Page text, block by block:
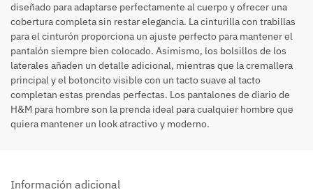
diseñado para adaptarse perfectamente al cuerpo y ofrecer una
cobertura completa sin restar elegancia. La cinturilla con trabillas
para el cinturón proporciona un ajuste perfecto para mantener el
pantalón siempre bien colocado. Asimismo, los bolsillos de los
laterales añaden un detalle adicional, mientras que la cremallera
principal y el botoncito visible con un tacto suave al tacto
completan estas prendas perfectas. Los pantalones de diario de
H&M para hombre son la prenda ideal para cualquier hombre que
quiera mantener un look atractivo y moderno.
Información adicional